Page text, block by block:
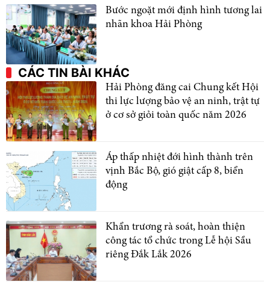
Bước ngoặt mới định hình tương lai
nhãn khoa Hải Phòng
CÁC TIN BÀI KHÁC
Hải Phòng đăng cai Chung kết Hội
thi lực lượng bảo vệ an ninh, trật tự
ở cơ sở giỏi toàn quốc năm 2026
Áp thấp nhiệt đới hình thành trên
vịnh Bắc Bộ, gió giật cấp 8, biển
động
Khẩn trương rà soát, hoàn thiện
công tác tổ chức trong Lễ hội Sầu
riêng Đắk Lắk 2026